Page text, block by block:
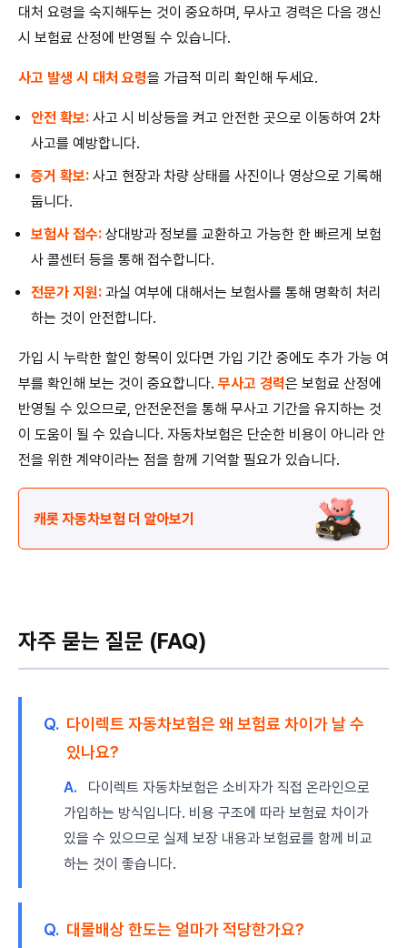
대처 요령을 숙지해두는 것이 중요하며, 무사고 경력은 다음 갱신
시 보험료 산정에 반영될 수 있습니다.
사고 발생 시 대처 요령을 가급적 미리 확인해 두세요.
안전 확보: 사고 시 비상등을 켜고 안전한 곳으로 이동하여 2차
사고를 예방합니다.
증거 확보: 사고 현장과 차량 상태를 사진이나 영상으로 기록해
둡니다.
보험사 접수: 상대방과 정보를 교환하고 가능한 한 빠르게 보험
사 콜센터 등을 통해 접수합니다.
전문가 지원: 과실 여부에 대해서는 보험사를 통해 명확히 처리
하는 것이 안전합니다.
가입 시 누락한 할인 항목이 있다면 가입 기간 중에도 추가 가능 여
부를 확인해 보는 것이 중요합니다. 무사고 경력은 보험료 산정에
반영될 수 있으므로, 안전운전을 통해 무사고 기간을 유지하는 것
이 도움이 될 수 있습니다. 자동차보험은 단순한 비용이 아니라 안
전을 위한 계약이라는 점을 함께 기억할 필요가 있습니다.
캐롯 자동차보험 더 알아보기
자주 묻는 질문 (FAQ)
Q. 다이렉트 자동차보험은 왜 보험료 차이가 날 수
있나요?
A.
다이렉트 자동차보험은 소비자가 직접 온라인으로
가입하는 방식입니다. 비용 구조에 따라 보험료 차이가
있을 수 있으므로 실제 보장 내용과 보험료를 함께 비교
하는 것이 좋습니다.
Q. 대물배상 한도는 얼마가 적당한가요?